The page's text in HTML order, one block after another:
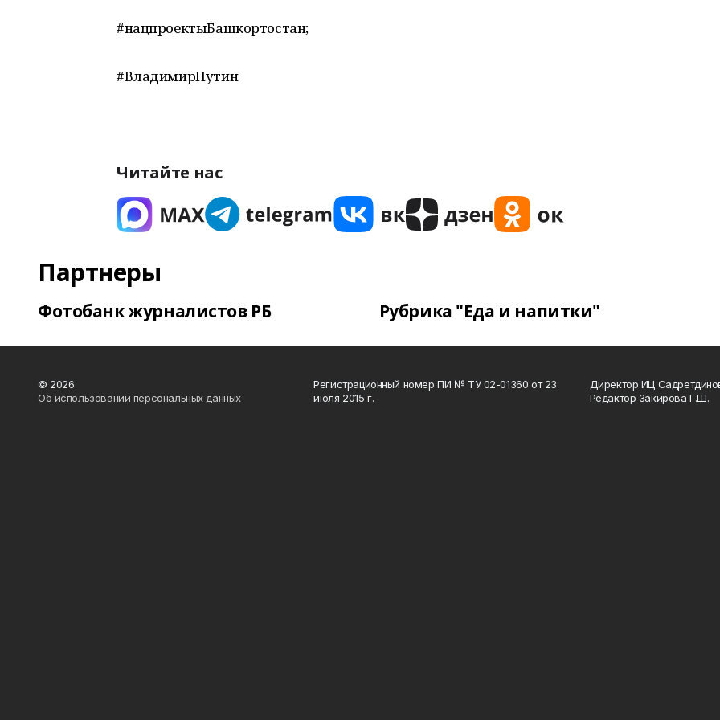
#нацпроектыБашкортостан;
#ВладимирПутин
Читайте нас
Партнеры
Фотобанк журналистов РБ Рубрика "Еда и напитки"
© 2026
Об использовании персональных данных
Регистрационный номер ПИ № ТУ 02-01360 от 23
июля 2015 г.
Директор ИЦ
Редактор Закирова Г.Ш.